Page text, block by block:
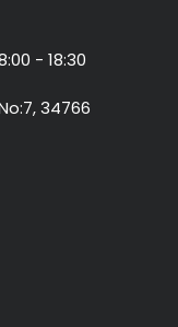
- 18:30
34766